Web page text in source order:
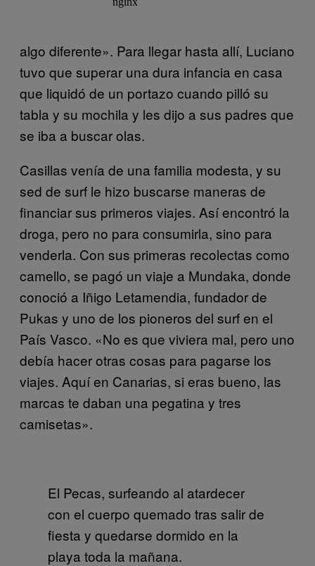
algo diferente». Para llegar hasta allí, Luciano
tuvo que superar una dura infancia en casa
que liquidó de un portazo cuando pilló su
tabla y su mochila y les dijo a sus padres que
se iba a buscar olas.
Casillas venía de una familia modesta, y su
sed de surf le hizo buscarse maneras de
financiar sus primeros viajes. Así encontró la
droga, pero no para consumirla, sino para
venderla. Con sus primeras recolectas como
camello, se pagó un viaje a Mundaka, donde
conoció a Iñigo Letamendia, fundador de
Pukas y uno de los pioneros del surf en el
País Vasco. «No es que viviera mal, pero uno
debía hacer otras cosas para pagarse los
viajes. Aquí en Canarias, si eras bueno, las
marcas te daban una pegatina y tres
camisetas».
El Pecas, surfeando al atardecer
con el cuerpo quemado tras salir de
fiesta y quedarse dormido en la
playa toda la mañana.